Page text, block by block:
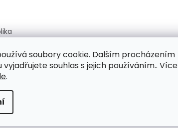
soubory cookie. Dalším procházením
souhlas s jejich používáním.. Více
.